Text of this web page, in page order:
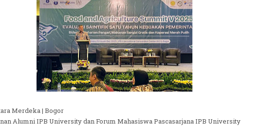
Merdeka | Bogor
Alumni IPB University dan Forum Mahasiswa Pascasarjana IPB University